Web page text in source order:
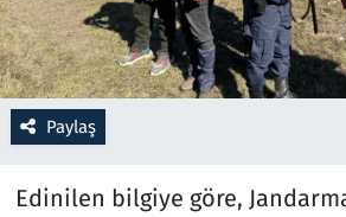
Paylaş
Edinilen bilgiye göre,
Rüya Tabirleri
Sağlık
Savunma Sanayi